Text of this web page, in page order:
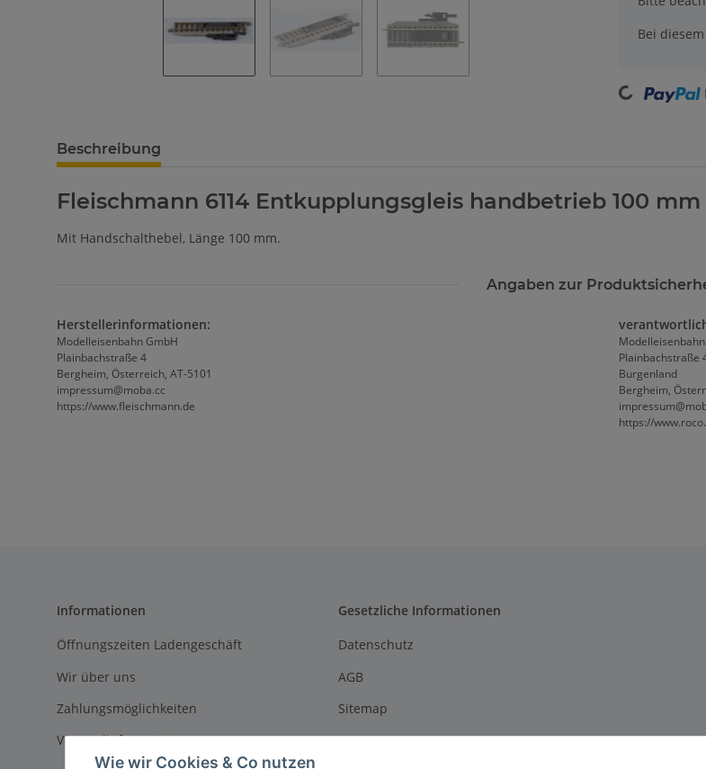
Bei
Loading...
Beschreibung
Fleischmann 6114 Entkupplungsgleis handbetrieb 100 mm
Mit Handschalthebel, Länge 100 mm.
Angaben zur
Herstellerinformationen:
Modelleisenbahn GmbH
Plainbachstraße 4
Bergheim, Österreich, AT-5101
impressum@moba.cc
https://www.fleischmann.de
Plainbachstraße
Burgenland
Bergheim,
https://
Informationen
Öffnungszeiten Ladengeschäft
Wir über uns
Zahlungsmöglichkeiten
Versandinformationen
Gesetzliche Informationen
Datenschutz
AGB
Sitemap
Impressum
Wie wir Cookies & Co nutzen